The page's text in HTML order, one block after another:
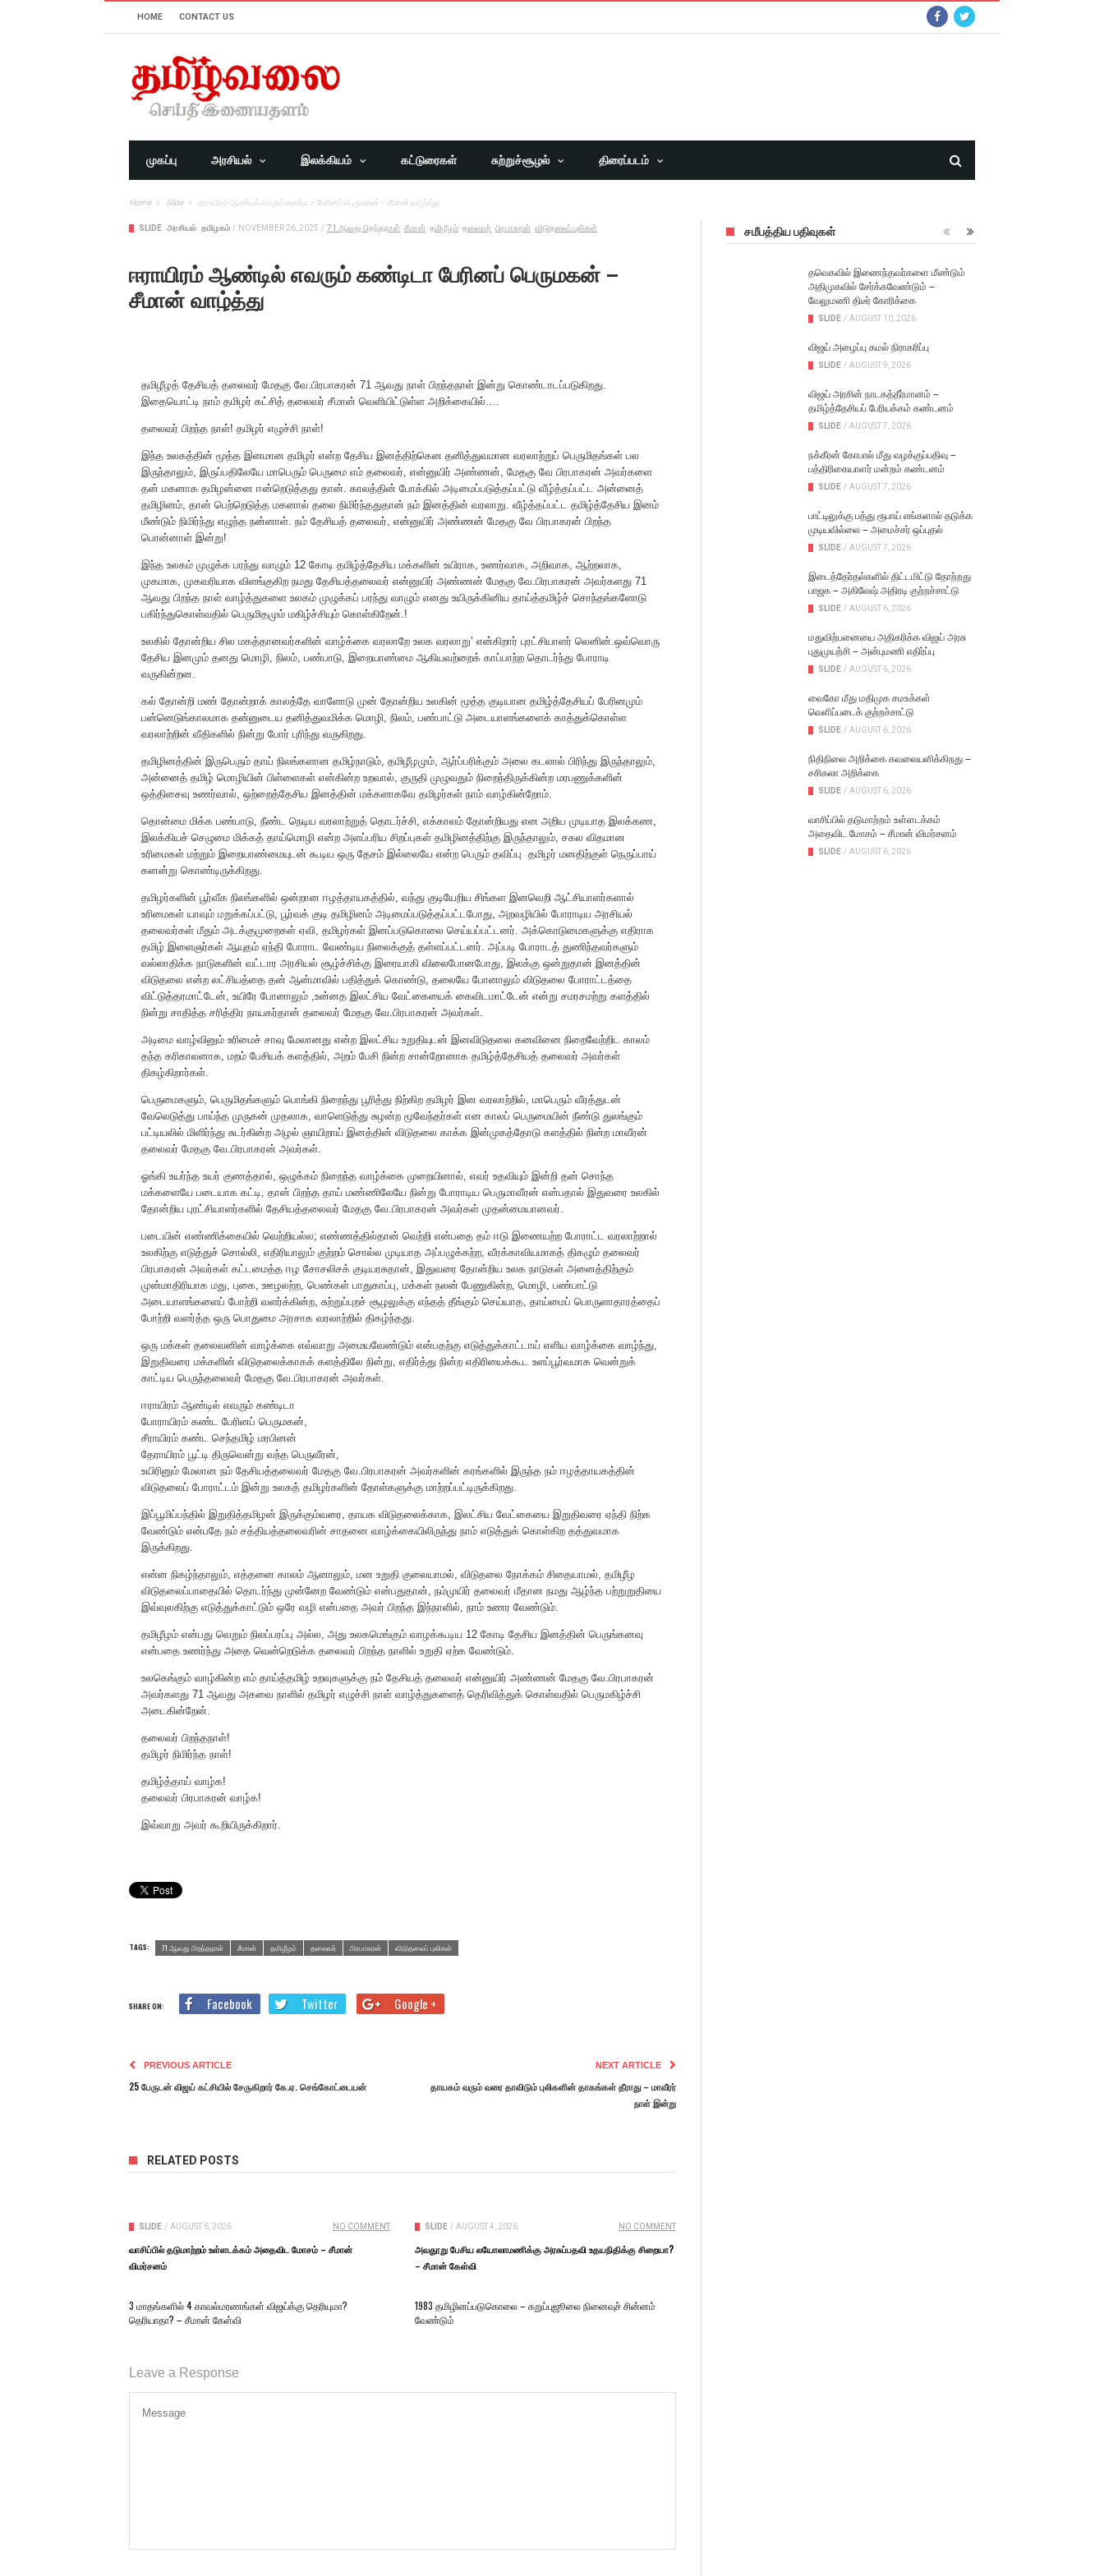
HOME CONTACT US
முகப்பு அரசியல் இலக்கியம் கட்டுரைகள் சுற்றுச்சூழல் திரைப்படம்
Home Slide ஈராயிரம் ஆண்டில் எவரும் கண்டிடா பேரினப் பெருமகன் – சீமான் வாழ்த்து
SLIDE அரசியல் தமிழகம் / NOVEMBER 26, 2025 / 71 ஆவது பிறந்தநாள் சீமான் தமிழீழம் தலைவர் பிரபாகரன் விடுதலைப் புலிகள்
ஈராயிரம் ஆண்டில் எவரும் கண்டிடா பேரினப் பெருமகன் –
சீமான் வாழ்த்து
தமிழீழத் தேசியத் தலைவர் மேதகு வே.பிரபாகரன் 71 ஆவது நாள் பிறந்தநாள் இன்று கொண்டாடப்படுகிறது.
இதையொட்டி நாம் தமிழர் கட்சித் தலைவர் சீமான் வெளியிட்டுள்ள அறிக்கையில்….
தலைவர் பிறந்த நாள்! தமிழர் எழுச்சி நாள்!
இந்த உலகத்தின் மூத்த இனமான தமிழர் என்ற தேசிய இனத்திற்கென தனித்துவமான வரலாற்றுப் பெருமிதங்கள் பல
இருந்தாலும், இருப்பதிலேயே மாபெரும் பெருமை எம் தலைவர், என்னுயிர் அண்ணன், மேதகு வே பிரபாகரன் அவர்களை‌
தன் மகனாக தமிழன்னை ஈன்றெடுத்தது தான். காலத்தின் போக்கில் அடிமைப்படுத்தப்பட்டு வீழ்த்தப்பட்ட அன்னைத்
தமிழினம், தான் பெற்றெடுத்த மகனால் தலை நிமிர்ந்ததுதான் நம் இனத்தின் வரலாறு. வீழ்த்தப்பட்ட தமிழ்த்தேசிய இனம்
மீண்டும் நிமிர்ந்து எழுந்த நன்னாள். நம் தேசியத் தலைவர், என்னுயிர் அண்ணன் மேதகு வே பிரபாகரன் பிறந்த
பொன்னாள் இன்று!
இந்த உலகம் முழுக்க பரந்து வாழும் 12 கோடி தமிழ்த்தேசிய மக்களின் உயிராக, உணர்வாக, அறிவாக, ஆற்றலாக,
முகமாக, முகவரியாக விளங்குகிற நமது தேசியத்தலைவர் என்னுயிர் அண்ணன் மேதகு வே.பிரபாகரன் அவர்களது 71
ஆவது பிறந்த நாள் வாழ்த்துகளை உலகம் முழுக்கப் பரந்து வாழும் எனது உயிருக்கினிய தாய்த்தமிழ்ச் சொந்தங்களோடு
பகிர்ந்துகொள்வதில் பெருமிதமும் மகிழ்ச்சியும் கொள்கிறேன்.!
உலகில் தோன்றிய சில மகத்தானவர்களின் வாழ்க்கை வரலாறே உலக வரலாறு’ என்கிறார் புரட்சியாளர் லெனின்.ஒவ்வொரு
தேசிய இனமும் தனது மொழி, நிலம், பண்பாடு, இறையாண்மை ஆகியவற்றைக் காப்பாற்ற தொடர்ந்து போராடி
வருகின்றன.
கல் தோன்றி மண் தோன்றாக் காலத்தே வாளோடு முன் தோன்றிய உலகின் மூத்த குடியான தமிழ்த்தேசியப் பேரினமும்
பன்னெடுங்காலமாக தன்னுடைய தனித்துவமிக்க மொழி, நிலம், பண்பாட்டு அடையாளங்களைக் காத்துக்கொள்ள
வரலாற்றின் வீதிகளில் நின்று போர் புரிந்து வருகிறது.
தமிழினத்தின் இருபெரும் தாய் நிலங்களான தமிழ்நாடும், தமிழீழமும், ஆர்ப்பரிக்கும் அலை கடலால் பிரிந்து இருந்தாலும்,
அன்னைத் தமிழ் மொழியின் பிள்ளைகள் என்கின்ற உறவால், குருதி முழுவதும் நிறைந்திருக்கின்ற மரபணுக்களின்
ஒத்திசைவு உணர்வால், ஒற்றைத்தேசிய இனத்தின் மக்களாகவே தமிழர்கள் நாம் வாழ்கின்றோம்.
தொன்மை மிக்க பண்பாடு, நீண்ட நெடிய வரலாற்றுத் தொடர்ச்சி, எக்காலம் தோன்றியது என அறிய முடியாத இலக்கண,
இலக்கியச் செழுமை மிக்கத் தாய்மொழி என்ற அளப்பரிய சிறப்புகள் தமிழினத்திற்கு இருந்தாலும், சகல விதமான
உரிமைகள் மற்றும் இறையாண்மையுடன் கூடிய ஒரு தேசம் இல்லையே என்ற பெரும் தவிப்பு ‌ தமிழர் மனதிற்குள் நெருப்பாய்
கனன்று கொண்டிருக்கிறது.
தமிழர்களின் பூர்வீக நிலங்களில் ஒன்றான ஈழத்தாயகத்தில், வந்து குடியேறிய சிங்கள இனவெறி ஆட்சியாளர்களால்
உரிமைகள் யாவும் மறுக்கப்பட்டு, பூர்வக் குடி தமிழினம் அடிமைப்படுத்தப்பட்டபோது, அறவழியில் போராடிய அரசியல்
தலைவர்கள் மீதும் அடக்குமுறைகள் ஏவி, தமிழர்கள் இனப்படுகொலை செய்யப்பட்டனர். அக்கொடுமைகளுக்கு எதிராக
தமிழ் இளைஞர்கள் ஆயுதம் ஏந்தி போராட வேண்டிய நிலைக்குத் தள்ளப்பட்டனர். அப்படி போராடத் துணிந்தவர்களும்
வல்லாதிக்க நாடுகளின் வட்டார அரசியல் சூழ்ச்சிக்கு இரையாகி விலைபோனபோது, இலக்கு ஒன்றுதான் இனத்தின்
விடுதலை என்ற லட்சியத்தை தன் ஆன்மாவில் பதித்துக் கொண்டு, தலையே போனாலும் விடுதலை போராட்டத்தை
விட்டுத்தரமாட்டேன், உயிரே போனாலும் ,உன்னத இலட்சிய வேட்கையைக் கைவிடமாட்டேன் என்று சமரசமற்று களத்தில்
நின்று சாதித்த சரித்திர நாயகர்தான் தலைவர் மேதகு வே.பிரபாகரன் அவர்கள்.
அடிமை வாழ்வினும் உரிமைச் சாவு மேலானது என்ற இலட்சிய உறுதியுடன் இனவிடுதலை கனவினை நிறைவேற்றிட காலம்
தந்த கரிகாலனாக, மறம் பேசியக் களத்தில், அறம் பேசி நின்ற சான்றோனாக தமிழ்த்தேசியத் தலைவர் அவர்கள்
திகழ்கிறார்கள்.
பெருமைகளும், பெருமிதங்களும் பொங்கி நிறைந்து பூரித்து நிற்கிற தமிழர் இன வரலாற்றில், மாபெரும் வீரத்துடன்
வேலெடுத்து பாய்ந்த முருகன் முதலாக, வாளெடுத்து சுழன்ற மூவேந்தர்கள் என காலப் பெருமையின் நீண்டு துலங்கும்
பட்டியலில் மிளிர்ந்து சுடர்கின்ற அழல் ஞாயிறாய் இனத்தின் விடுதலை காக்க இன்முகத்தோடு களத்தில் நின்ற மாவீரன்
தலைவர் மேதகு வே.பிரபாகரன் அவர்கள்.
ஓங்கி உயர்ந்த உயர் குணத்தால், ஒழுக்கம் நிறைந்த வாழ்க்கை முறையினால், எவர் உதவியும் இன்றி தன் சொந்த
மக்களையே படையாக கட்டி, தான் பிறந்த தாய் மண்ணிலேயே நின்று போராடிய பெருமாவீரன் என்பதால் இதுவரை உலகில்
தோன்றிய புரட்சியாளர்களில் தேசியத்தலைவர் மேதகு வே.பிரபாகரன் அவர்கள் முதன்மையானவர்.
படையின் எண்ணிக்கையில் வெற்றியல்ல; எண்ணத்தில்தான் வெற்றி என்பதை தம் ஈடு இணையற்ற போராட்ட வரலாற்றால்
உலகிற்கு எடுத்துச் சொல்லி, எதிரியாலும் குற்றம் சொல்ல முடியாத அப்பழுக்கற்ற, வீரக்காவியமாகத் திகழும் தலைவர்
பிரபாகரன் அவர்கள் கட்டமைத்த ஈழ சோசலிசக் குடியரசுதான், இதுவரை தோன்றிய உலக நாடுகள் அனைத்திற்கும்
முன்மாதிரியாக மது, புகை, ஊழலற்ற, பெண்கள் பாதுகாப்பு, மக்கள் நலன் பேணுகின்ற, மொழி, பண்பாட்டு
அடையாளங்களைப் போற்றி வளர்க்கின்ற, சுற்றுப்புறச் சூழலுக்கு எந்தத் தீங்கும் செய்யாத, தாய்மைப் பொருளாதாரத்தைப்
போற்றி வளர்த்த ஒரு பொதுமை அரசாக வரலாற்றில் திகழ்ந்தது.
ஒரு மக்கள் தலைவனின் வாழ்க்கை எவ்வாறு அமையவேண்டும் என்பதற்கு எடுத்துக்காட்டாய் எளிய வாழ்க்கை வாழ்ந்து,
இறுதிவரை மக்களின் விடுதலைக்காகக் களத்திலே நின்று, எதிர்த்து நின்ற எதிரியைக்கூட உளப்பூர்வமாக வென்றுக்
காட்டிய பெருந்தலைவர் மேதகு வே.பிரபாகரன் அவர்கள்.
ஈராயிரம் ஆண்டில் எவரும் கண்டிடா
போராயிரம் கண்ட பேரினப் பெருமகன்,
சீராயிரம் கண்ட செந்தமிழ் மரபினன்
தேராயிரம் பூட்டி திருவென்று வந்த பெருவீரன்,
உயிரினும் மேலான நம் தேசியத்தலைவர் மேதகு வே.பிரபாகரன் அவர்களின் கரங்களில் இருந்த நம் ஈழத்தாயகத்தின்
விடுதலைப் போராட்டம் இன்று உலகத் தமிழர்களின் தோள்களுக்கு மாற்றப்பட்டிருக்கிறது.
இப்பூமிப்பந்தில் இறுதித்தமிழன் இருக்கும்வரை, தாயக விடுதலைக்காக, இலட்சிய வேட்கையை இறுதிவரை ஏந்தி நிற்க
வேண்டும் என்பதே நம் சத்தியத்தலைவரின் சாதனை வாழ்க்கையிலிருந்து நாம் எடுத்துக் கொள்கிற தத்துவமாக
இருக்கிறது.
என்ன நிகழ்ந்தாலும், எத்தனை காலம் ஆனாலும், மன உறுதி குலையாமல், விடுதலை நோக்கம் சிதையாமல், தமிழீழ
விடுதலைப்பாதையில் தொடர்ந்து முன்னேற வேண்டும் என்பதுதான், நம்முயிர் தலைவர் மீதான நமது ஆழ்ந்த பற்றுறுதியை
இவ்வுலகிற்கு எடுத்துக்காட்டும் ஒரே வழி என்பதை அவர் பிறந்த இந்நாளில், நாம் உணர வேண்டும்.
தமிழீழம் என்பது வெறும் நிலப்பரப்பு அல்ல, அது உலகமெங்கும் வாழக்கூடிய 12 கோடி தேசிய இனத்தின் பெருங்கனவு
என்பதை உணர்ந்து அதை வென்றெடுக்க தலைவர் பிறந்த நாளில் உறுதி ஏற்க வேண்டும்.
உலகெங்கும் வாழ்கின்ற எம் தாய்த்தமிழ் உறவுகளுக்கு நம் தேசியத் தலைவர் என்னுயிர் அண்ணன் மேதகு வே.பிரபாகரன்
அவர்களது 71 ஆவது அகவை நாளில் தமிழர் எழுச்சி நாள் வாழ்த்துகளைத் தெரிவித்துக் கொள்வதில் பெருமகிழ்ச்சி
அடைகின்றேன்.
தலைவர் பிறந்தநாள்!
தமிழர் நிமிர்ந்த நாள்!
தமிழ்த்தாய் வாழ்க!
தலைவர் பிரபாகரன் வாழ்க!
இவ்வாறு அவர் கூறியிருக்கிறார்.
TAGS: 71 ஆவது பிறந்தநாள் சீமான் தமிழீழம் தலைவர் பிரபாகரன் விடுதலைப் புலிகள்
SHARE ON: Facebook Twitter Google +
PREVIOUS ARTICLE
25 பேருடன் விஜய் கட்சியில் சேருகிறார் கே.ஏ. செங்கோட்டையன்
NEXT ARTICLE
தாயகம் வரும் வரை தாவிடும் புலிகளின் தாகங்கள் தீராது – மாவீரர்
நாள் இன்று
RELATED POSTS
SLIDE / AUGUST 6, 2026 NO COMMENT
வாசிப்பில் தடுமாற்றம் உள்ளடக்கம் அதைவிட மோசம் – சீமான்
விமர்சனம்
SLIDE / AUGUST 4, 2026 NO COMMENT
அவதூறு பேசிய லயோலாமணிக்கு அரசுப்பதவி உதயநிதிக்கு சிறையா?
– சீமான் கேள்வி
3 மாதங்களில் 4 காவல்மரணங்கள் விஜய்க்கு தெரியுமா?
தெரியாதா? – சீமான் கேள்வி
1983 தமிழினப்படுகொலை – கறுப்புஜூலை நினைவுச் சின்னம்
வேண்டும்
Leave a Response
சமீபத்திய பதிவுகள்
தவெகவில் இணைந்தவர்களை மீண்டும்
அதிமுகவில் சேர்க்கவேண்டும் –
வேலுமணி திடீர் கோரிக்கை
SLIDE / AUGUST 10, 2026
விஜய் அழைப்பு கமல் நிராகரிப்பு
SLIDE / AUGUST 9, 2026
விஜய் அரசின் நாடகத்தீர்மானம் –
தமிழ்த்தேசியப் பேரியக்கம் கண்டனம்
SLIDE / AUGUST 7, 2026
நக்கீரன் கோபால் மீது வழக்குப்பதிவு –
பத்திரிகையாளர் மன்றம் கண்டனம்
SLIDE / AUGUST 7, 2026
பாட்டிலுக்கு பத்து ரூபாய் எங்களால் தடுக்க
முடியவில்லை – அமைச்சர் ஒப்புதல்
SLIDE / AUGUST 7, 2026
இடைத்தேர்தல்களில் திட்டமிட்டு தோற்றது
பாஜக – அகிலேஷ் அதிரடி குற்றச்சாட்டு
SLIDE / AUGUST 6, 2026
மதுவிற்பனையை அதிகரிக்க விஜய் அரசு
புதுமுயற்சி – அன்புமணி எதிர்ப்பு
SLIDE / AUGUST 6, 2026
வைகோ மீது மதிமுக சமஉக்கள்
வெளிப்படைக் குற்றச்சாட்டு
SLIDE / AUGUST 6, 2026
நிதிநிலை அறிக்கை கவலையளிக்கிறது –
சசிகலா அறிக்கை
SLIDE / AUGUST 6, 2026
வாசிப்பில் தடுமாற்றம் உள்ளடக்கம்
அதைவிட மோசம் – சீமான் விமர்சனம்
SLIDE / AUGUST 6, 2026